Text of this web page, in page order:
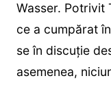
Wasser. Potrivit
ce a cumpărat
se în discuție
asemenea,